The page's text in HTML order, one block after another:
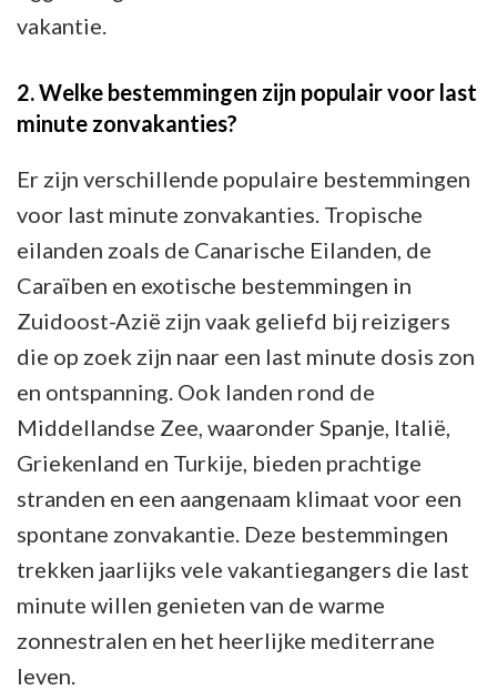
vakantie.
2. Welke bestemmingen zijn populair voor last
minute zonvakanties?
Er zijn verschillende populaire bestemmingen
voor last minute zonvakanties. Tropische
eilanden zoals de Canarische Eilanden, de
Caraïben en exotische bestemmingen in
Zuidoost-Azië zijn vaak geliefd bij reizigers
die op zoek zijn naar een last minute dosis zon
en ontspanning. Ook landen rond de
Middellandse Zee, waaronder Spanje, Italië,
Griekenland en Turkije, bieden prachtige
stranden en een aangenaam klimaat voor een
spontane zonvakantie. Deze bestemmingen
trekken jaarlijks vele vakantiegangers die last
minute willen genieten van de warme
zonnestralen en het heerlijke mediterrane
leven.